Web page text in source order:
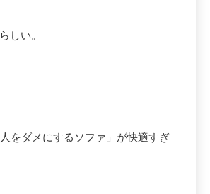
しい。
をダメにするソファ」が快適すぎ